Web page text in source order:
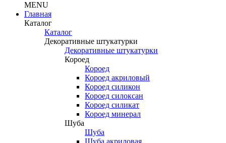
MENU
Главная
Каталог
Каталог
Декоративные штукатурки
Декоративные штукатурки
Короед
Короед
Короед акриловый
Короед силикон
Короед силоксан
Короед силикат
Короед минерал
Шуба
Шуба
Шуба акриловая